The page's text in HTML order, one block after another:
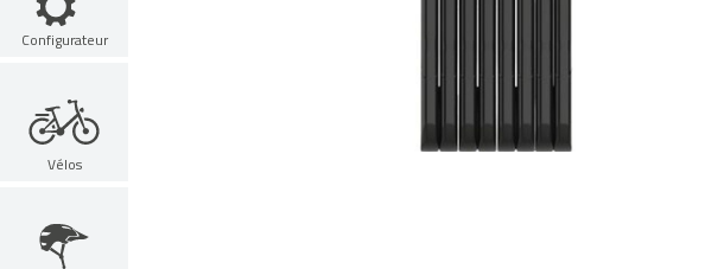
Configurateur
Vélos